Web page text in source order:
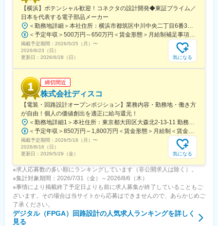
入社後、医用製品の設計・開発に携わり、製品の品質向上と新技
術の導入を推進していただきます。
数年の経験を積んだ後、プロジェクトリーダとしてチームを率
い、管理・推進する役割を担っていただきます。
その後、設計部全体の戦略策定や技術革新の推進を担当するマネ
ージャー職に昇進し、最終的には設計部門全体の統括責任者とし
て、組織の成長と技術力の向上をリードしていただくことを期待
【横浜】ポテンシャル歓迎！コネクタの設計開発◆東証プライム／
日本を代表する電子部品メーカー
＜勤務地詳細＞本社住所：横浜市都筑区中川中央二丁目6番3号 勤務地最寄駅：センター南駅受動喫煙対策：敷地内全面禁煙変更の範囲：会社の定める事業所（リモートワーク含む）
＜予定年収＞500万円～650万円＜賃金形態＞月給制補足事項なし＜賃金内訳＞月額（基本給）：287,000円～500,000円＜月給＞287,000円～500,000円＜昇給有無＞有＜残業手当＞有＜給与補足＞※年齢・経験・スキルを考慮のうえ、同社規定に基づいて決定します。■賞与：年2回■昇給：年1回 賃金はあくまでも目安の金額であり、選考を通じて上下する可能性があります。月給(月額)は固定手当を含めた表記です。
掲載予定期間： 2026/5/25（月） 〜
2026/8/23（日）
更新日： 2026/6/28（日） 気になる
締切間近
株式会社ディスコ
【電装・回路設計オープンポジション】業務内容・勤務地・働き方
が自由！個人の価値創出を適正に給与還元！
＜勤務地詳細1＞本社住所：東京都大田区大森北2-13-11 勤務地最寄駅：JR京浜東北線／大森駅受動喫煙対策：屋内全面禁煙＜勤務地詳細2＞羽田R&Dセンター住所：東京都大田区東糀谷6-7-56 受動喫煙対策：屋内全面禁煙
＜予定年収＞850万円～1,800万円＜賃金形態＞月給制＜賃金内訳＞月額（基本給）：379,900円～620,000円＜月給＞379,900円～620,000円＜昇給有無＞有＜残業手当＞有＜給与補足＞■補足：表記の金額はあくまで目安であり、経験・能力・前給等を考慮のうえ決定■年4回(春期、夏期、秋期、冬期)※2024年度実績 17.50ヶ月/過去10年平均：14.67ヶ月■家族手当や各種手当が充実しているため手当によっても年収・月給は変動します。賃金はあくまでも目安の金額であり、選考を通じて上下する可能性があります。月給(月額)は固定手当を含めた表記です。
掲載予定期間： 2026/5/18（月） 〜
2026/8/16（日）
更新日： 2026/5/29（金） 気になる
※求人応募数の多い順にランキングしています（非公開求人は除く）。
※集計対象期間：2026/7/31（金）～2026/8/6（木）
※事情により掲載終了予定日よりも前に求人募集が終了していることもご
ざいます。その場合は当サイトから応募はできませんので、あらかじめご
了承ください。
デジタル（FPGA）回路設計の人気求人ランキングを詳しく
見る